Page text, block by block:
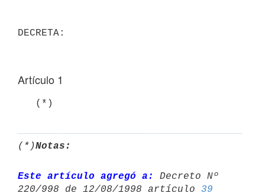
Artículo 1
   (*)
(*)Notas:
Este artículo agregó a:
Decreto Nº
220/998 de 12/08/1998 artículo 39